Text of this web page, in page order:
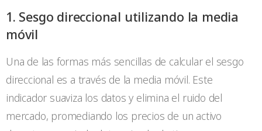
1. Sesgo direccional utilizando la media
móvil
Una de las formas más sencillas de calcular el sesgo
direccional es a través de la media móvil. Este
indicador suaviza los datos y elimina el ruido del
mercado, promediando los precios de un activo